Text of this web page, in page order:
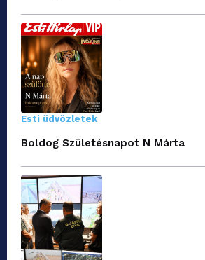
Esti üdvözletek
Boldog Születésnapot N Márta